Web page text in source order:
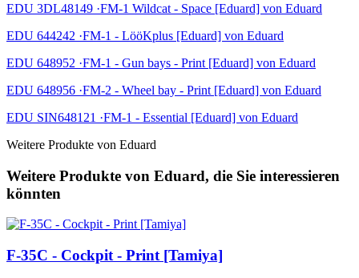
EDU 3DL48149 ·FM-1 Wildcat - Space [Eduard] von Eduard
EDU 644242 ·FM-1 - LööKplus [Eduard] von Eduard
EDU 648952 ·FM-1 - Gun bays - Print [Eduard] von Eduard
EDU 648956 ·FM-2 - Wheel bay - Print [Eduard] von Eduard
EDU SIN648121 ·FM-1 - Essential [Eduard] von Eduard
Weitere Produkte von Eduard
Weitere Produkte von Eduard, die Sie interessieren
könnten
F-35C - Cockpit - Print [Tamiya]